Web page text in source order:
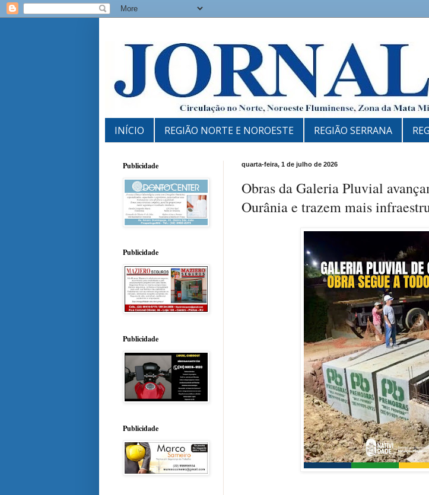
INÍCIO REGIÃO NORTE E NOROESTE REGIÃO SERRANA
quarta-feira, 1 de julho de 2026
Obras da Galeria Pluvial
Ourânia e trazem mais
Publicidade
Publicidade
Publicidade
Publicidade